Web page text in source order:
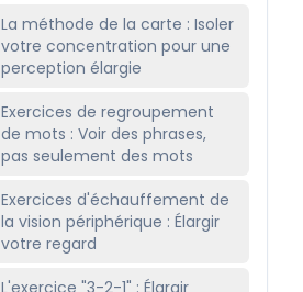
La méthode de la carte : Isoler
votre concentration pour une
perception élargie
Exercices de regroupement
de mots : Voir des phrases,
pas seulement des mots
Exercices d'échauffement de
la vision périphérique : Élargir
votre regard
L'exercice "3-2-1" : Élargir